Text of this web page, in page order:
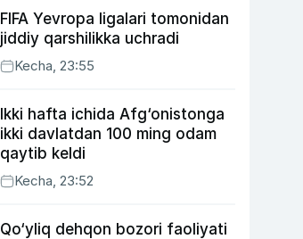
FIFA Yevropa ligalari tomonidan
jiddiy qarshilikka uchradi
Kecha, 23:55
Ikki hafta ichida Afg‘onistonga
ikki davlatdan 100 ming odam
qaytib keldi
Kecha, 23:52
Qo‘yliq dehqon bozori faoliyati